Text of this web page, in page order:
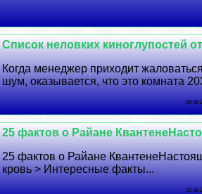
Список неловких киноглупостей
Когда менеджер приходит
шум, оказывается, что это комната
06 08
25 фактов о Райане
25 фактов о Райане
кровь > Интересные факты...
05 08